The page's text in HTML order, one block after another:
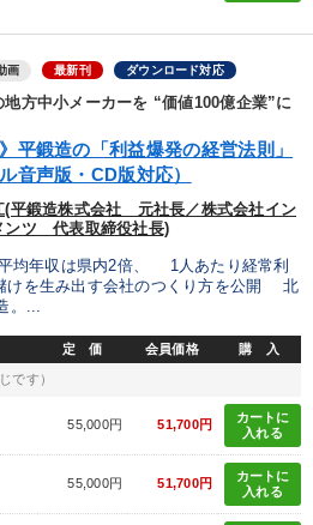
画 最新刊 ダウンロード対応
地方中小メーカーを “価値100億企業”に
》平鍛造の「利益爆発の経営法則」
音声版・CD版対応）
鍛造株式会社 元社長／株式会社イン
ンツ 代表取締役社長)
均年収は県内2倍、 1人あたり経常利
を生み出す会社のつくり方を公開 北
。...
定 価 会員価格 購 入
です）
55,000円 51,700円
カートに
入れる
55,000円 51,700円
カートに
入れる